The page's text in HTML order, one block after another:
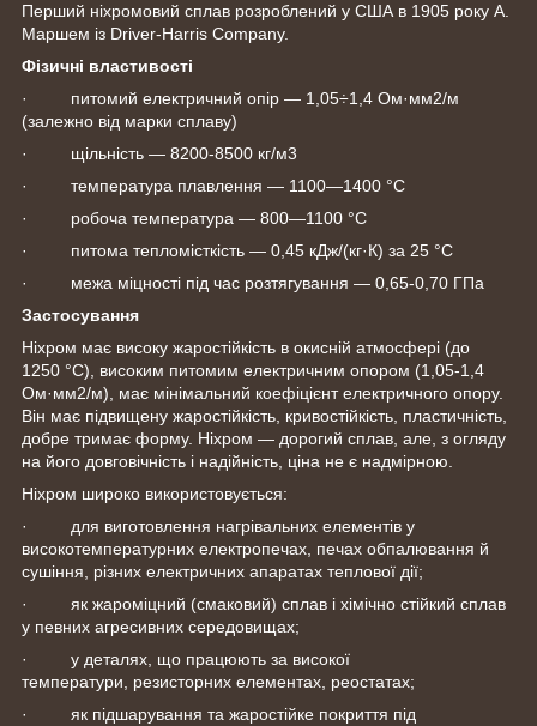
Перший ніхромовий сплав розроблений у США в 1905 року А.
Маршем із Driver-Harris Company.
Фізичні властивості
· питомий електричний опір — 1,05÷1,4 Ом·мм2/м
(залежно від марки сплаву)
· щільність — 8200-8500 кг/м3
· температура плавлення — 1100—1400 °C
· робоча температура — 800—1100 °C
· питома тепломісткість — 0,45 кДж/(кг·К) за 25 °C
· межа міцності під час розтягування — 0,65-0,70 ГПа
Застосування
Ніхром має високу жаростійкість в окисній атмосфері (до
1250 °C), високим питомим електричним опором (1,05-1,4
Ом·мм2/м), має мінімальний коефіцієнт електричного опору.
Він має підвищену жаростійкість, кривостійкість, пластичність,
добре тримає форму. Ніхром — дорогий сплав, але, з огляду
на його довговічність і надійність, ціна не є надмірною.
Ніхром широко використовується:
· для виготовлення нагрівальних елементів у
високотемпературних електропечах, печах обпалювання й
сушіння, різних електричних апаратах теплової дії;
· як жароміцний (смаковий) сплав і хімічно стійкий сплав
у певних агресивних середовищах;
· у деталях, що працюють за високої
температури, резисторних елементах, реостатах;
· як підшарування та жаростійке покриття під